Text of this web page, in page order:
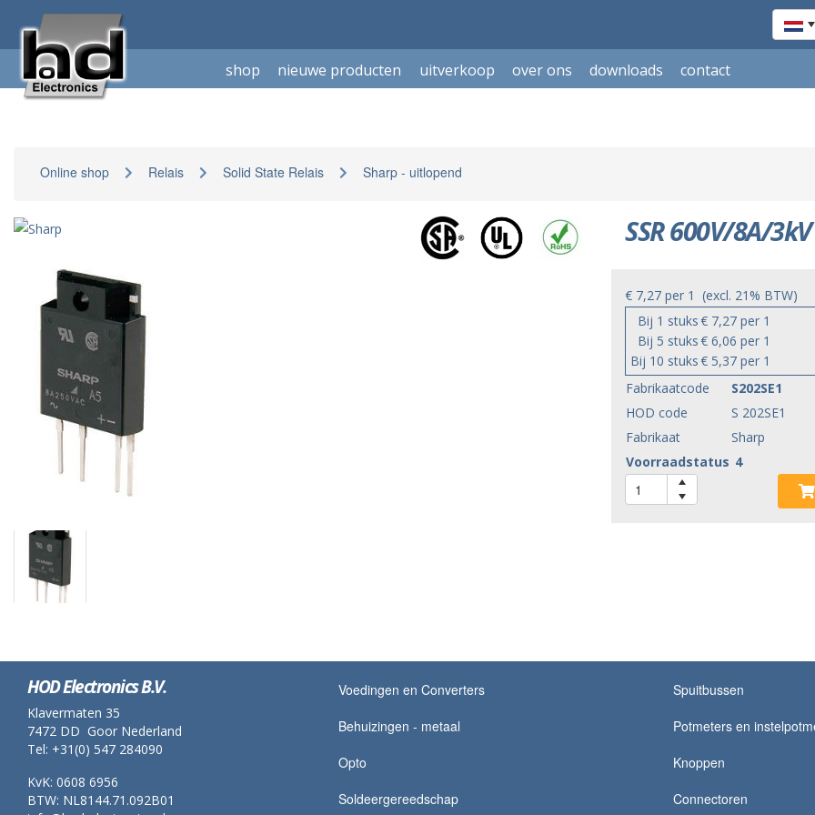
shop nieuwe producten uitverkoop over ons downloads contact
Online shop Relais Solid State Relais Sharp - uitlopend
SSR 600V/8A/
€ 7,27 per 1 (excl. 21% BTW)
Bij 1 stuks€ 7,27 per 1
Bij 5 stuks€ 6,06 per 1
Bij 10 stuks€ 5,37 per 1
Fabrikaatcode
S202SE1
HOD code
S 202SE1
Fabrikaat
Sharp
Voorraadstatus 4
HOD Electronics B.V.
Klavermaten 35
7472 DD Goor Nederland
Tel: +31(0) 547 284090
KvK: 0608 6956
BTW: NL8144.71.092B01
Voedingen en Converters
Behuizingen - metaal
Opto
Soldeergereedschap
Spuitbussen
Potmeters en
Knoppen
Connectoren